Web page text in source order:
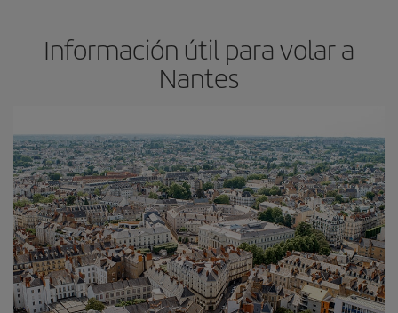
Información útil para volar a
Nantes